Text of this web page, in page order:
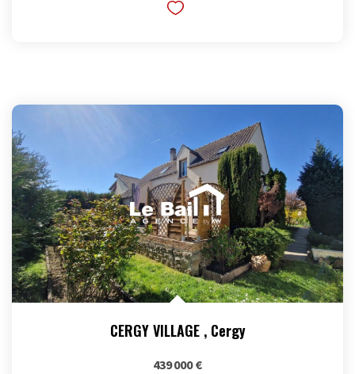
CERGY VILLAGE , Cergy
439 000 €